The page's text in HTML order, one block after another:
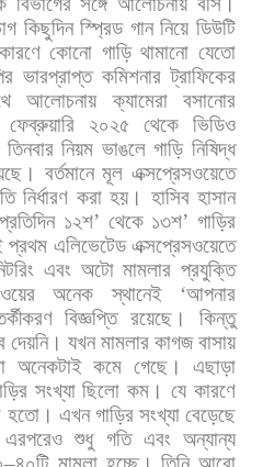
কিছুদিন স্প্রিড গান নিয়ে ডিউটি
কারণে কোনো গাড়ি থামানো যেতো
ভারপ্রাপ্ত কমিশনার ট্রাফিকের
আলোচনায় ক্যামেরা
বসানোর
ফেব্রুয়ারি ২০২৫ থেকে
ভিডিও
তিনবার নিয়ম ভাঙলে গাড়ি নিষিদ্ধ
বর্তমানে মূল এক্সপ্রেসওয়েতে
নির্ধারণ করা হয়। হাসিব হাসান
প্রতিদিন ১২শ’ থেকে ১৩শ’ গাড়ির
প্রথম এলিভেটেড এক্সপ্রেসওয়েতে
এবং অটো মামলার প্রযুক্তি
অনেক স্থানেই‘আপনার
বিজ্ঞপ্তি রয়েছে।
কিন্তু
দেয়নি। যখন মামলার কাগজ বাসায়
অনেকটাই কমে গেছে।
এছাড়া
সংখ্যা ছিলো কম। যে কারণে
হতো। এখন গাড়ির সংখ্যা বেড়েছে
এরপরেও শুধু গতি এবং অন্যান্য